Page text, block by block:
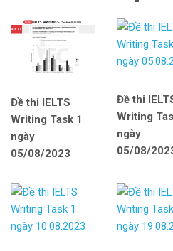
Đề thi IELTS
Writing Task 1
ngày
05/08/2023
Đề thi
Writing
ngày
05/08/